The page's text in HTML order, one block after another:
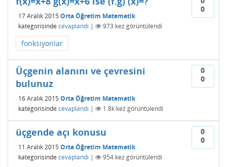
0
17 Aralık 2015 Orta Öğretim Matematik
kategorisinde cevaplandı | 973 kez görüntülendi
fonksiyonlar
0
0
Üçgenin alanını ve çevresini
bulunuz
16 Aralık 2015 Orta Öğretim Matematik
kategorisinde cevaplandı | 1.8k kez görüntülendi
0
0
üçgende açı konusu
11 Aralık 2015 Orta Öğretim Matematik
kategorisinde cevaplandı | 954 kez görüntülendi